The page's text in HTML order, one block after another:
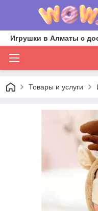
Игрушки в Алматы с
Товары и услуги